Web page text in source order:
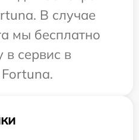
В случае
мы бесплатно
в сервис в